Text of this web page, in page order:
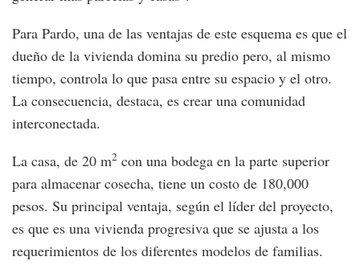
Para Pardo, una de las ventajas de este esquema es que el
dueño de la vivienda domina su predio pero, al mismo
tiempo, controla lo que pasa entre su espacio y el otro.
La consecuencia, destaca, es crear una comunidad
interconectada.
La casa, de 20 m2 con una bodega en la parte superior
para almacenar cosecha, tiene un costo de 180,000
pesos. Su principal ventaja, según el líder del proyecto,
es que es una vivienda progresiva que se ajusta a los
requerimientos de los diferentes modelos de familias.